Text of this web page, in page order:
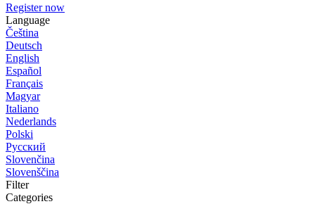
Register now
Language
Čeština
Deutsch
English
Español
Français
Magyar
Italiano
Nederlands
Polski
Русский
Slovenčina
Slovenščina
Filter
Categories